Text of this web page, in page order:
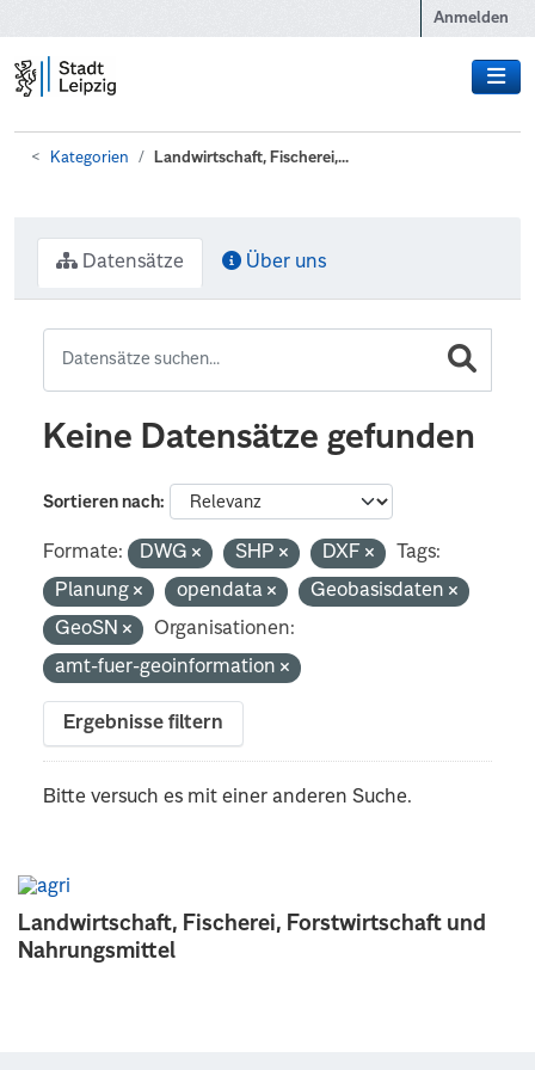
Anmelden
Kategorien Landwirtschaft, Fischerei,...
Landwirtschaft, Fischerei, Forstwirtschaft und
Nahrungsmittel
Datensätze Über uns
Keine Datensätze gefunden
Sortieren nach
Formate: DWG SHP DXF
Tags:
Planung
opendata
Geobasisdaten
GeoSN
Organisationen:
amt-fuer-geoinformation
Ergebnisse filtern
Bitte versuch es mit einer anderen Suche.